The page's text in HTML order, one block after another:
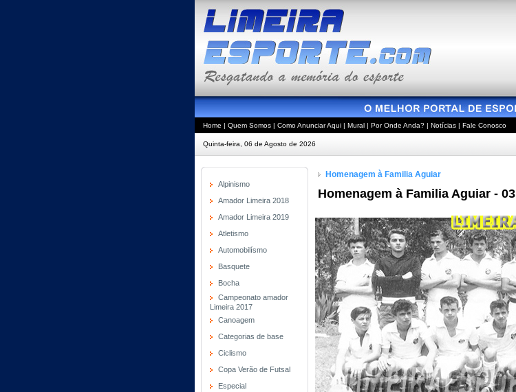
Home | Quem Somos | Como Anunciar Aqui | Mural | Por Onde Anda? | Notícias | Fale Conosco
Quinta-feira, 06 de Agosto de 2026
Alpinismo
Amador Limeira 2018
Amador Limeira 2019
Atletismo
Automobilísmo
Basquete
Bocha
Campeonato amador
Limeira 2017
Canoagem
Categorias de base
Ciclismo
Copa Verão de Futsal
Especial
Homenagem à Familia Aguiar
Homenagem à Familia Aguiar - 03